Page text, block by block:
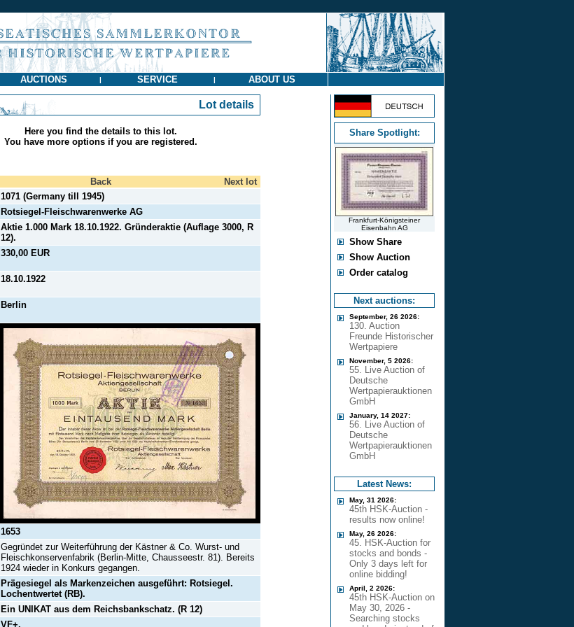
AUCTIONS | SERVICE | ABOUT US
Lot details
Here you find the details to this lot.
You have more options if you are registered.
Back
Next lot
1071 (Germany till 1945)
Rotsiegel-Fleischwarenwerke AG
Aktie 1.000 Mark 18.10.1922. Gründeraktie (Auflage 3000, R
12).
330,00 EUR
18.10.1922
Berlin
1653
Gegründet zur Weiterführung der Kästner & Co. Wurst- und
Fleischkonservenfabrik (Berlin-Mitte, Chausseestr. 81). Bereits
1924 wieder in Konkurs gegangen.
Prägesiegel als Markenzeichen ausgeführt: Rotsiegel.
Lochentwertet (RB).
Ein UNIKAT aus dem Reichsbankschatz. (R 12)
VF+.
Share Spotlight:
Frankfurt-Königsteiner
Eisenbahn AG
Show Share
Show Auction
Order catalog
Next auctions:
September, 26 2026:
130. Auction
Freunde Historischer
Wertpapiere
November, 5 2026:
55. Live Auction of
Deutsche
Wertpapierauktionen
GmbH
January, 14 2027:
56. Live Auction of
Deutsche
Wertpapierauktionen
GmbH
Latest News:
May, 31 2026:
45th HSK-Auction -
results now online!
May, 26 2026:
45. HSK-Auction for
stocks and bonds -
Only 3 days left for
online bidding!
April, 2 2026:
45th HSK-Auction on
May 30, 2026 -
Searching stocks